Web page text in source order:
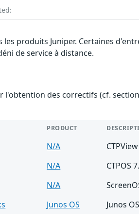
produits Juniper. Certaines
de service à distance.
des correctifs (cf.
PRODUCT
N/A
N/A
CTPOS
N/A
Junos OS Junos